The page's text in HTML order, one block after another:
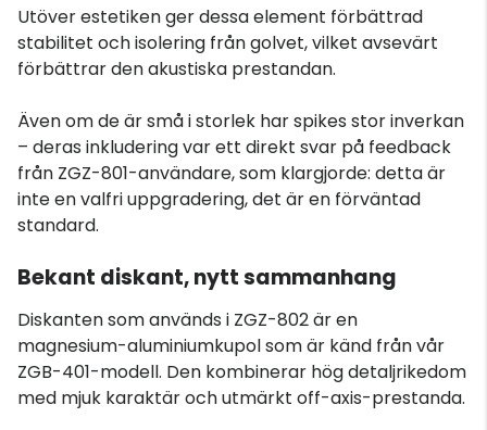
Utöver estetiken ger dessa element förbättrad
stabilitet och isolering från golvet, vilket avsevärt
förbättrar den akustiska prestandan.
Även om de är små i storlek har spikes stor inverkan
– deras inkludering var ett direkt svar på feedback
från ZGZ-801-användare, som klargjorde: detta är
inte en valfri uppgradering, det är en förväntad
standard.
Bekant diskant, nytt sammanhang
Diskanten som används i ZGZ-802 är en
magnesium-aluminiumkupol som är känd från vår
ZGB-401-modell. Den kombinerar hög detaljrikedom
med mjuk karaktär och utmärkt off-axis-prestanda.